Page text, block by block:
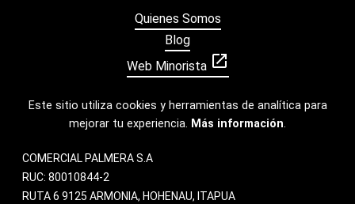
Quienes Somos
Blog
Web Minorista open_in_new
Este sitio utiliza cookies y herramientas de analítica para
mejorar tu experiencia. Más información.
COMERCIAL PALMERA S.A
RUC: 80010844-2
RUTA 6 9125 ARMONIA, HOHENAU, ITAPUA